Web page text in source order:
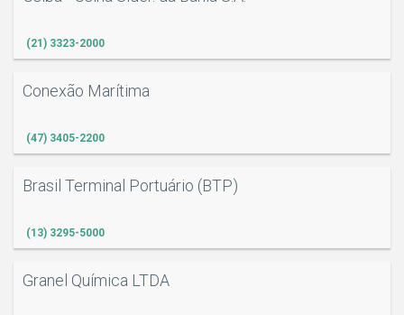
(21) 3323-2000
Conexão Marítima
(47) 3405-2200
Brasil Terminal Portuário (BTP)
(13) 3295-5000
Granel Química LTDA